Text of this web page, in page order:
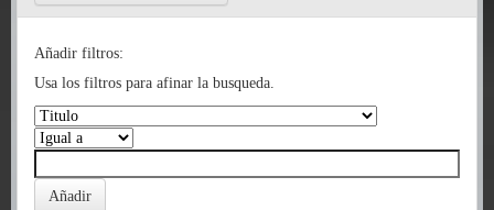
Añadir filtros:
Usa los filtros para afinar la busqueda.